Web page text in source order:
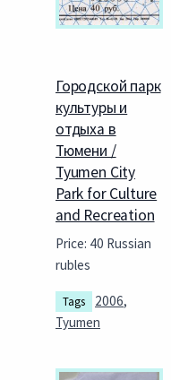
Городской парк
культуры и
отдыха в
Тюмени /
Tyumen City
Park for Culture
and Recreation
Price: 40 Russian
rubles
Tags 2006,
Tyumen